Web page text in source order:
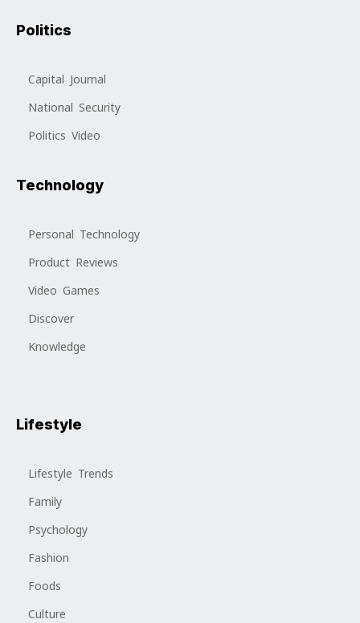
Politics
Capital Journal
National Security
Politics Video
Technology
Personal Technology
Product Reviews
Video Games
Discover
Knowledge
Lifestyle
Lifestyle Trends
Family
Psychology
Fashion
Foods
Culture